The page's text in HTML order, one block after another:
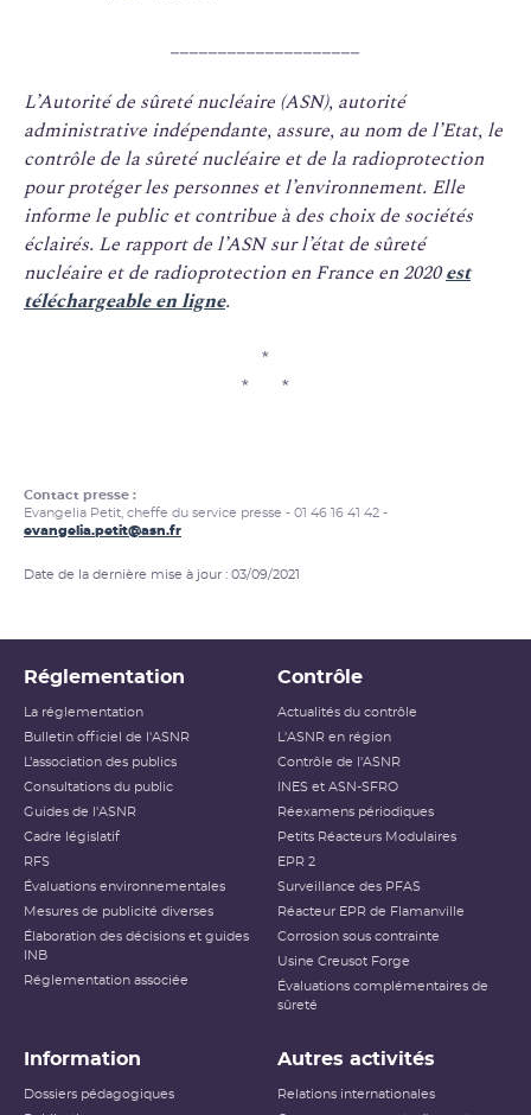
____________________
L’Autorité de sûreté nucléaire (ASN), autorité
administrative indépendante, assure, au nom de l’Etat, le
contrôle de la sûreté nucléaire et de la radioprotection
pour protéger les personnes et l’environnement. Elle
informe le public et contribue à des choix de sociétés
éclairés. Le rapport de l’ASN sur l’état de sûreté
nucléaire et de radioprotection en France en 2020est
téléchargeable en ligne.
*
* *
Contact presse :
Evangelia Petit, cheffe du service presse - 01 46 16 41 42 -
evangelia.petit@asn.fr
Date de la dernière mise à jour : 03/09/2021
Réglementation
La réglementation
Bulletin officiel de l'ASNR
L’association des publics
Consultations du public
Guides de l'ASNR
Cadre législatif
RFS
Évaluations environnementales
Mesures de publicité diverses
Élaboration des décisions et guides
INB
Réglementation associée
Contrôle
Actualités du contrôle
L'ASNR en région
Contrôle de l'ASNR
INES et ASN-SFRO
Réexamens périodiques
Petits Réacteurs Modulaires
EPR 2
Surveillance des PFAS
Réacteur EPR de Flamanville
Corrosion sous contrainte
Usine Creusot Forge
Évaluations complémentaires de
sûreté
Information
Dossiers pédagogiques
Autres activités
Relations internationales